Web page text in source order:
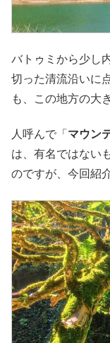
バトゥミから少し
切った清流沿いに
も、この地方の大
人呼んで「 マウン
は、有名ではない
のですが、今回紹